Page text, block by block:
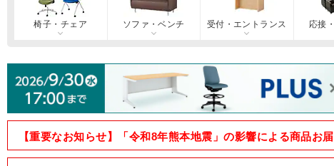
椅子・チェア ソファ・ベンチ 受付・エントランス 応接
【重要なお知らせ】「令和8年熊本地震」の影響による商品お